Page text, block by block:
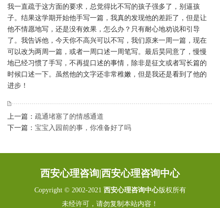
我一直疏于这方面的要求，总觉得比不写的孩子强多了，别逼孩
子。结果这学期开始他手写一篇，我真的发现他的差距了，但是让
他不情愿地写，还是没有效果，怎么办？只有耐心地劝说和引导
了。我告诉他，今天你不高兴可以不写，我们原来一周一篇，现在
可以改为两周一篇，或者一周口述一周笔写。最后昊同意了，慢慢
地已经习惯了手写，不再提口述的事情，除非是征文或者写长篇的
时候口述一下。虽然他的文字还非常稚嫩，但是我还是看到了他的
进步！
上一篇： 疏通堵塞了的情感通道
下一篇： 宝宝入园前的事，你准备好了吗
西安心理咨询|西安心理咨询中心
Copyright © 2002-2021 西安心理咨询中心版权所有
未经许可，请勿复制本站内容！